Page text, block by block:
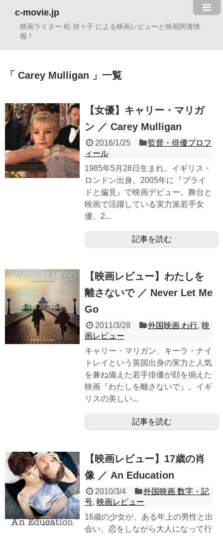
c-movie.jp
映画ライター 松 弥々子 による映画レビューと映画関連情
報！
Carey Mulligan 一覧
【女優】キャリー・マリガ
ン ／ Carey Mulligan
2016/1/25
監督・俳優プロフ
ィール
1985年5月28日生まれ、イギリス・
ロンドン出身。2005年に『プライ
ドと偏見』で映画デビュー。舞台と
映画で活躍している実力派若手女
優。2...
記事を読む
【映画レビュー】わたしを
離さないで ／ Never Let Me
Go
2011/3/28 外国映画 わ行, 映
画レビュー
キャリー・マリガン、キーラ・ナイ
トレイという英国出身の実力と人気
を兼ね備えた若手俳優が顔を揃えた
映画『わたしを離さないで』。イギ
リスの美しい...
記事を読む
【映画レビュー】17歳の肖
像 ／ An Education
2010/3/4
外国映画 数字・記
号, 映画レビュー
16歳の少女が、ある年上の男性と出
会い、恋をしながら大人になって行